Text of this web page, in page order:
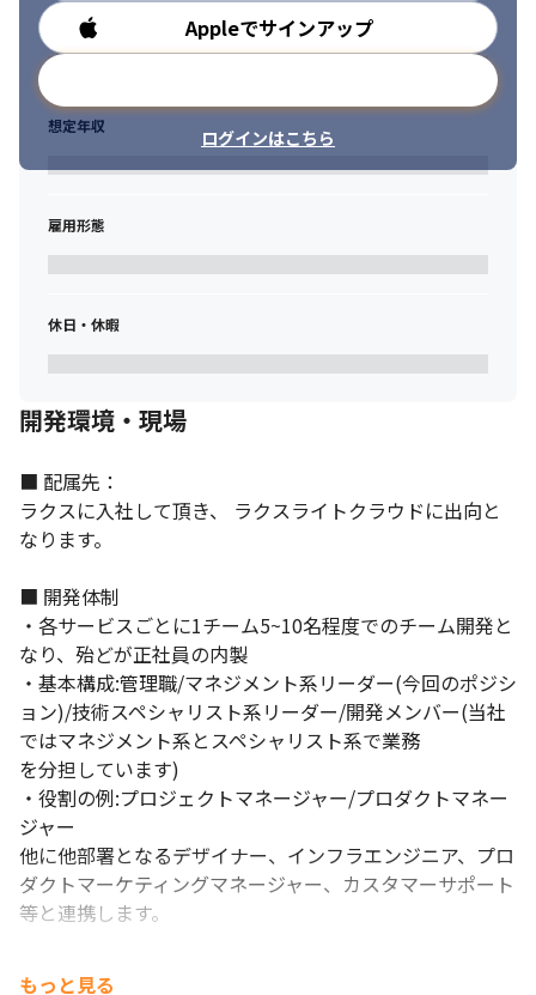
Appleでサインアップ
ログインはこちら
勤務時間
想定年収
雇用形態
休日・休暇
開発環境・現場
■ 配属先：
ラクスに入社して頂き、 ラクスライトクラウドに出向と
なります。
■ 開発体制
・各サービスごとに1チーム5~10名程度でのチーム開発と
なり、殆どが正社員の内製
・基本構成:管理職/マネジメント系リーダー(今回のポジシ
ョン)/技術スペシャリスト系リーダー/開発メンバー(当社
ではマネジメント系とスペシャリスト系で業務
を分担しています)
・役割の例:プロジェクトマネージャー/プロダクトマネー
ジャー
他に他部署となるデザイナー、インフラエンジニア、プロ
ダクトマーケティングマネージャー、カスタマーサポート
等と連携します。
＜課題＞
もっと見る